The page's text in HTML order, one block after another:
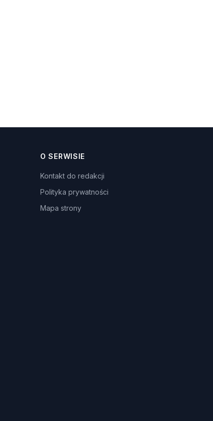
O SERWISIE
Kontakt do redakcji
Polityka prywatności
Mapa strony